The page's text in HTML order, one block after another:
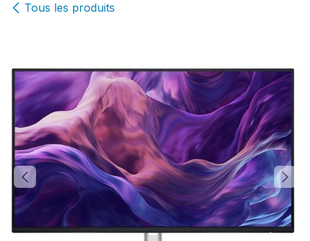
Tous les produits